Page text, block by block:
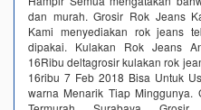
dan murah. Grosir Rok Jeans
Kami menyediakan rok jeans
dipakai. Kulakan Rok Jeans
16Ribu deltagrosir kulakan rok
16ribu 7 Feb 2018 Bisa Untuk
warna Menarik Tiap Minggunya.